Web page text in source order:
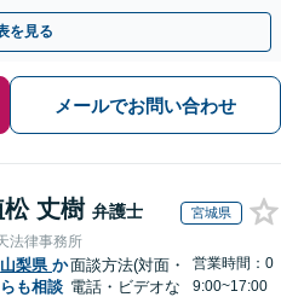
を見る
メールでお問い合わせ
松 丈樹 弁護士 宮城県
法律事務所
山梨県 か
らも相談
面談方法(対面・
電話・ビデオな
営業時間：0
9:00~17:00